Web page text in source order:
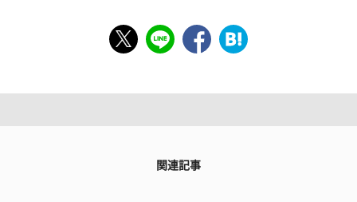
関連記事